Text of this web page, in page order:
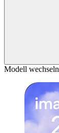
Modell wechseln